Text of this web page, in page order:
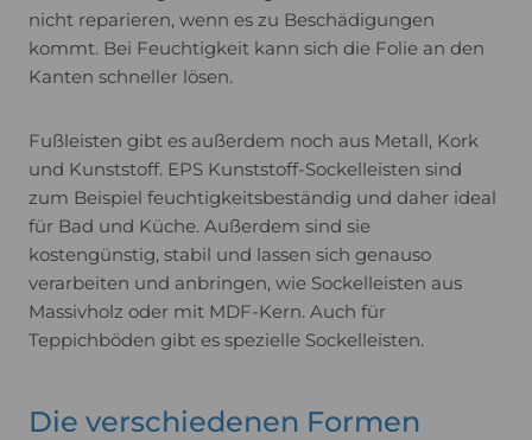
nicht reparieren, wenn es zu Beschädigungen
kommt. Bei Feuchtigkeit kann sich die Folie an den
Kanten schneller lösen.
Fußleisten gibt es außerdem noch aus Metall, Kork
und Kunststoff. EPS Kunststoff-Sockelleisten sind
zum Beispiel feuchtigkeitsbeständig und daher ideal
für Bad und Küche. Außerdem sind sie
kostengünstig, stabil und lassen sich genauso
verarbeiten und anbringen, wie Sockelleisten aus
Massivholz oder mit MDF-Kern. Auch für
Teppichböden gibt es spezielle Sockelleisten.
Die verschiedenen Formen